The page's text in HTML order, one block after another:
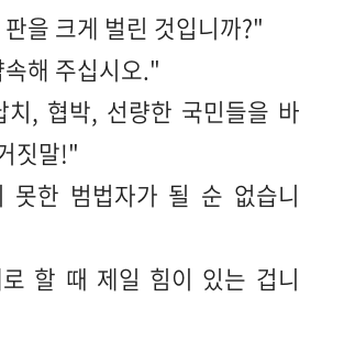
을 크게 벌린 것입니까?"
해 주십시오."
치, 협박, 선량한 국민들을 바
짓말!"
못한 범법자가 될 순 없습니
할 때 제일 힘이 있는 겁니